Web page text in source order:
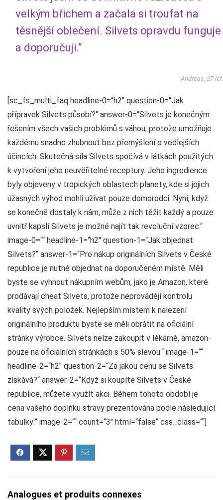
velkým břichem a začala si troufat na
těsnější oblečení. Silvets opravdu funguje
a doporučuji.“
Andreas, 27 let.
[sc_fs_multi_faq headline-0=“h2″ question-0=“Jak
přípravek Silvets působí?“ answer-0=“Silvets je konečným
řešením všech vašich problémů s váhou, protože umožňuje
každému snadno zhubnout bez přemýšlení o vedlejších
účincích. Skutečná síla Silvets spočívá v látkách použitých
k vytvoření jeho neuvěřitelné receptury. Jeho ingredience
byly objeveny v tropických oblastech planety, kde si jejich
úžasných výhod mohli užívat pouze domorodci. Nyní, když
se konečně dostaly k nám, může z nich těžit každý a pouze
uvnitř kapslí Silvets je možné najít tak revoluční vzorec.“
image-0=““ headline-1=“h2″ question-1=“Jak objednat
Silvets?“ answer-1=“Pro nákup originálních Silvets v České
republice je nutné objednat na doporučeném místě. Měli
byste se vyhnout nákupním webům, jako je Amazon, které
prodávají cheat Silvets, protože neprovádějí kontrolu
kvality svých položek. Nejlepším místem k nalezení
originálního produktu byste se měli obrátit na oficiální
stránky výrobce. Silvets nelze zakoupit v lékárně, amazon-
pouze na oficiálních stránkách s 50% slevou.“ image-1=““
headline-2=“h2″ question-2=“Za jakou cenu se Silvets
získává?“ answer-2=“Když si koupíte Silvets v České
republice, můžete využít akci. Během tohoto období je
cena vašeho doplňku stravy prezentována podle následující
tabulky:“ image-2=““ count=“3″ html=“false“ css_class=““]
Analogues et produits connexes